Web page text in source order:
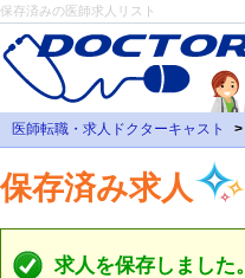
保存済みの医師求人リスト
医師転職・求人ドクターキャスト
保存済み求人
求人を保存しました。